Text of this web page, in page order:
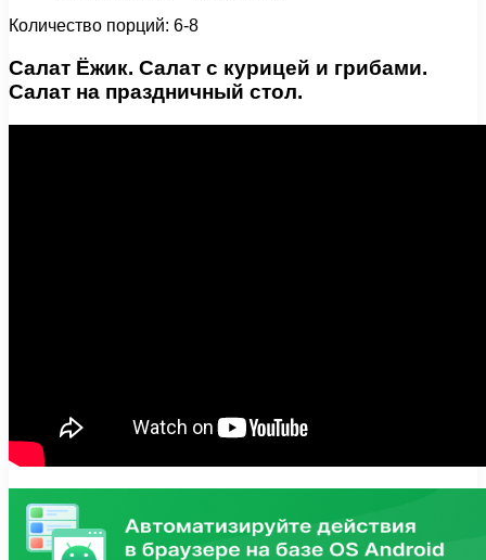
Количество порций: 6-8
Салат Ёжик. Салат с курицей и грибами.
Салат на праздничный стол.